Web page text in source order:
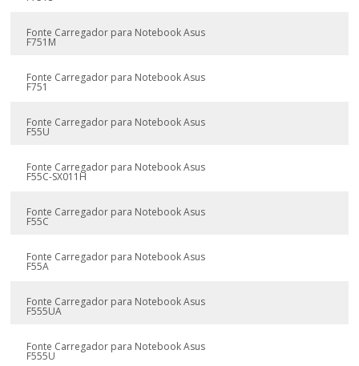
Fonte Carregador para Notebook Asus
F751M
Fonte Carregador para Notebook Asus
F751
Fonte Carregador para Notebook Asus
F55U
Fonte Carregador para Notebook Asus
F55C-SX011H
Fonte Carregador para Notebook Asus
F55C
Fonte Carregador para Notebook Asus
F55A
Fonte Carregador para Notebook Asus
F555UA
Fonte Carregador para Notebook Asus
F555U